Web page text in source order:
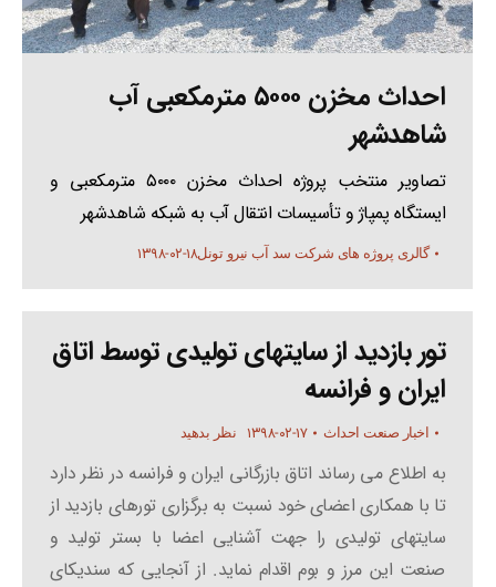
احداث مخزن ۵۰۰۰ مترمکعبی آب
شاهدشهر
تصاویر منتخب پروژه احداث مخزن ۵۰۰۰ مترمکعبی و
ایستگاه پمپاژ و تأسیسات انتقال آب به شبکه شاهدشهر
گالری پروژه های شرکت سد آب نیرو تونل۱۳۹۸-۰۲-۱۸
تور بازدید از سایتهای تولیدی توسط اتاق
ایران و فرانسه
اخبار صنعت احداث ۱۳۹۸-۰۲-۱۷ نظر بدهید
به اطلاع می رساند اتاق بازرگانی ایران و فرانسه در نظر دارد
تا با همکاری اعضای خود نسبت به برگزاری تورهای بازدید از
سایتهای تولیدی را جهت آشنایی اعضا با بستر تولید و
صنعت این مرز و بوم اقدام نماید. از آنجایی که سندیکای